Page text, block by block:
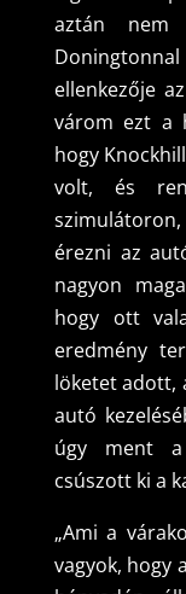
aztán nem
ellenkezője
várom ezt a
hogy
volt, és
érezni az
nagyon
hogy ott
eredmény
löketet adott,
autó
úgy ment a
csúszott ki a
„Ami a
vagyok, hogy